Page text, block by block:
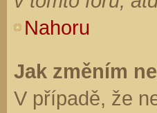
Nahoru
Jak změním
V případě, že